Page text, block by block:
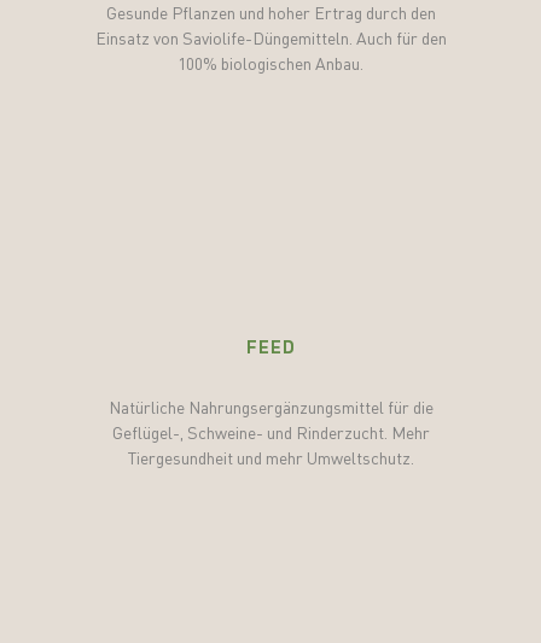
Gesunde Pflanzen und hoher Ertrag durch den
Einsatz von Saviolife-Düngemitteln. Auch für den
100% biologischen Anbau.
FEED
Natürliche Nahrungsergänzungsmittel für die
Geflügel-, Schweine- und Rinderzucht. Mehr
Tiergesundheit und mehr Umweltschutz.